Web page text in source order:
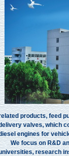
products, feed
valves, which
engines for
focus on R&D and
research